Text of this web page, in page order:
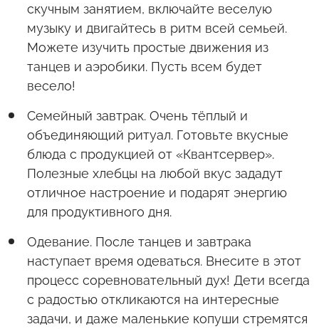
скучным занятием, включайте веселую
музыку и двигайтесь в ритм всей семьей.
Можете изучить простые движения из
танцев и аэробики. Пусть всем будет
весело!
Семейный завтрак. Очень тёплый и
объединяющий ритуал. Готовьте вкусные
блюда с продукцией от «Квантсервер».
Полезные хлебцы на любой вкус зададут
отличное настроение и подарят энергию
для продуктивного дня.
Одевание. После танцев и завтрака
наступает время одеваться. Внесите в этот
процесс соревновательный дух! Дети всегда
с радостью откликаются на интересные
задачи, и даже маленькие копуши стремятся